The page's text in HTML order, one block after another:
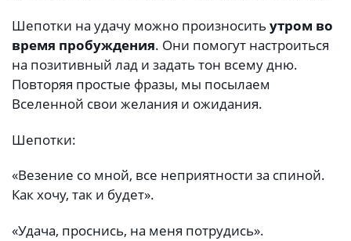
Шепотки на удачу можно произносить утром во
время пробуждения. Они помогут настроиться
на позитивный лад и задать тон всему дню.
Повторяя простые фразы, мы посылаем
Вселенной свои желания и ожидания.
Шепотки:
«Везение со мной, все неприятности за спиной.
Как хочу, так и будет».
«Удача, проснись, на меня потрудись».